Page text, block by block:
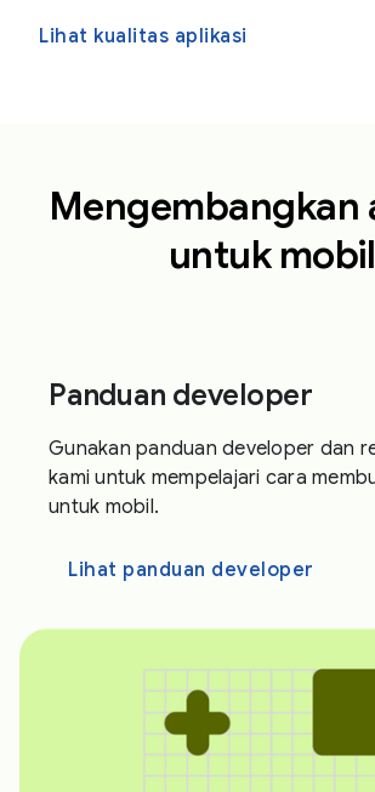
Lihat kualitas aplikasi
Mengembangkan
untuk mobil
Panduan developer
Gunakan panduan developer dan
kami untuk mempelajari cara
untuk mobil.
Lihat panduan developer